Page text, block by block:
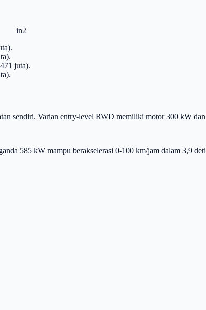
in2
juta).
sendiri. Varian entry-level RWD memiliki motor 300 kW
585 kW mampu berakselerasi 0-100 km/jam dalam 3,9